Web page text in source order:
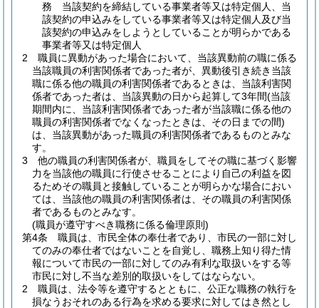
務 当該契約を締結している事業者等又は特定個人、当
該契約の申込みをしている事業者等又は特定個人及び当
該契約の申込みをしようとしていることが明らかである
事業者等又は特定個人
2
職員に異動があった場合において、当該異動前の職に係る
当該職員の利害関係者であった者が、異動後引き続き当該
職に係る他の職員の利害関係者であるときは、当該利害関
係者であった者は、当該異動の日から起算して3年間(当該
期間内に、当該利害関係者であった者が当該職に係る他の
職員の利害関係者でなくなったときは、その日までの間)
は、当該異動があった職員の利害関係者であるものとみな
す。
3
他の職員の利害関係者が、職員をしてその職に基づく影響
力を当該他の職員に行使させることにより自己の利益を図
るためその職員と接触していることが明らかな場合におい
ては、当該他の職員の利害関係者は、その職員の利害関係
者であるものとみなす。
(職員が遵守すべき職務に係る倫理原則)
第4条
職員は、市民全体の奉仕者であり、市民の一部に対し
てのみの奉仕者ではないことを自覚し、職務上知り得た情
報について市民の一部に対してのみ有利な取扱いをする等
市民に対し不当な差別的取扱いをしてはならない。
2
職員は、法令等を遵守するとともに、公正な職務の執行を
損なうおそれのある行為を求める要求に対してはき然とし